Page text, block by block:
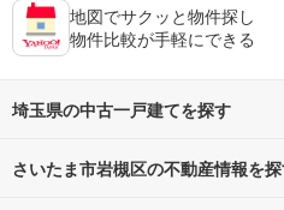
地図でサクッと物件探し
物件比較が手軽にできる
埼玉県の中古一戸建てを探す
路線・駅から探す
さいたま市岩槻区の不動産情報を